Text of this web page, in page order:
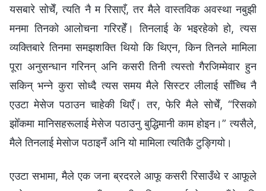
यसबारे सोचेँ, त्यति नै म रिसाएँ, तर मैले वास्तविक अवस्था नबुझी
मनमा तिनको आलोचना गरिरहेँ। तिनलाई के भइरहेको हो, त्यस
व्यक्तिबारे तिनमा समझशक्ति थियो कि थिएन, किन तिनले मामिला
पूरा अनुसन्धान गरिनन् अनि कसरी तिनी त्यस्तो गैरजिम्मेवार हुन
सकिन् भन्ने कुरा सोध्दै त्यस समय मैले सिस्टर लीलाई साँच्चि नै
एउटा मेसेज पठाउन चाहेकी थिएँ। तर, फेरि मैले सोचेँ, “रिसको
झोँकमा मानिसहरूलाई मेसेज पठाउनु बुद्धिमानी काम होइन।” त्यसैले,
मैले तिनलाई मेसोज पठाइनँ अनि यो मामिला त्यतिकै टुङ्गियो।
एउटा सभामा, मैले एक जना ब्रदरले आफू कसरी रिसाउँथे र आफूले